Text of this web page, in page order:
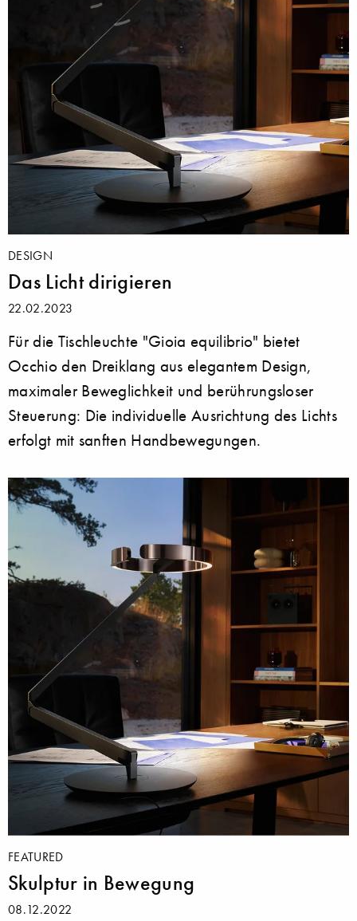
DESIGN
Das Licht dirigieren
22.02.2023
Für die Tischleuchte "Gioia equilibrio" bietet
Occhio den Dreiklang aus elegantem Design,
maximaler Beweglichkeit und berührungsloser
Steuerung: Die individuelle Ausrichtung des Lichts
erfolgt mit sanften Handbewegungen.
FEATURED
Skulptur in Bewegung
08.12.2022